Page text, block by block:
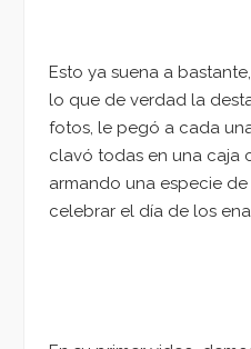
Esto ya suena a
lo que de verdad la
fotos, le pegó a cada
clavó todas en una caja
armando una especie
celebrar el día de los